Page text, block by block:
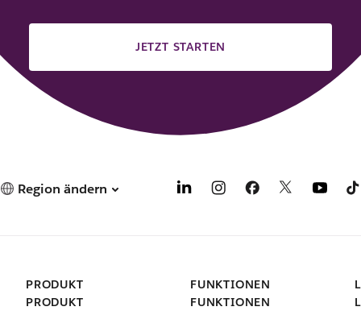
JETZT STARTEN
Region ändern
PRODUKT
PRODUKT
FUNKTIONEN
FUNKTIONEN